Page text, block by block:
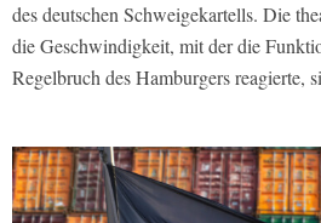
des deutschen Schweigekartells. Die
die Geschwindigkeit, mit der die
Regelbruch des Hamburgers reagierte,